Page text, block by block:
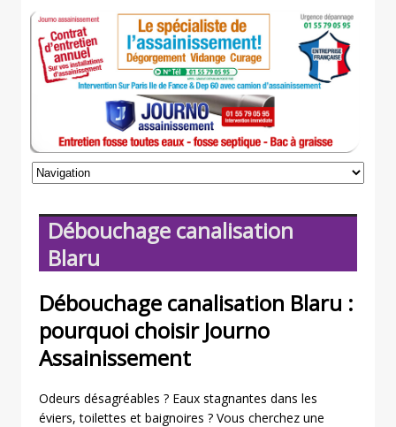
Débouchage canalisation
Blaru
Débouchage canalisation Blaru :
pourquoi choisir Journo
Assainissement
Odeurs désagréables ? Eaux stagnantes dans les
éviers, toilettes et baignoires ? Vous cherchez une